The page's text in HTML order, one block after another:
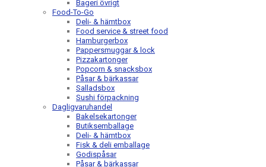
Bageri övrigt
Food-To-Go
Deli- & hämtbox
Food service & street food
Hamburgerbox
Pappersmuggar & lock
Pizzakartonger
Popcorn & snacksbox
Påsar & bärkassar
Salladsbox
Sushi förpackning
Dagligvaruhandel
Bakelsekartonger
Butiksemballage
Deli- & hämtbox
Fisk & deli emballage
Godispåsar
Påsar & bärkassar